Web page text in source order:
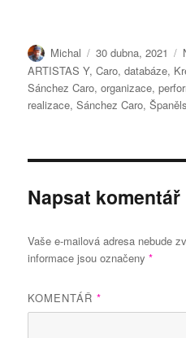
Autor:
Michal Publikováno:
30 dubna, 2021
ARTISTAS Y,Caro,databáze,
Sánchez Caro,organizace,
realizace,Sánchez Caro,
Napsat komentář
Vaše e-mailová adresa nebude
informace jsou označeny*
KOMENTÁŘ*